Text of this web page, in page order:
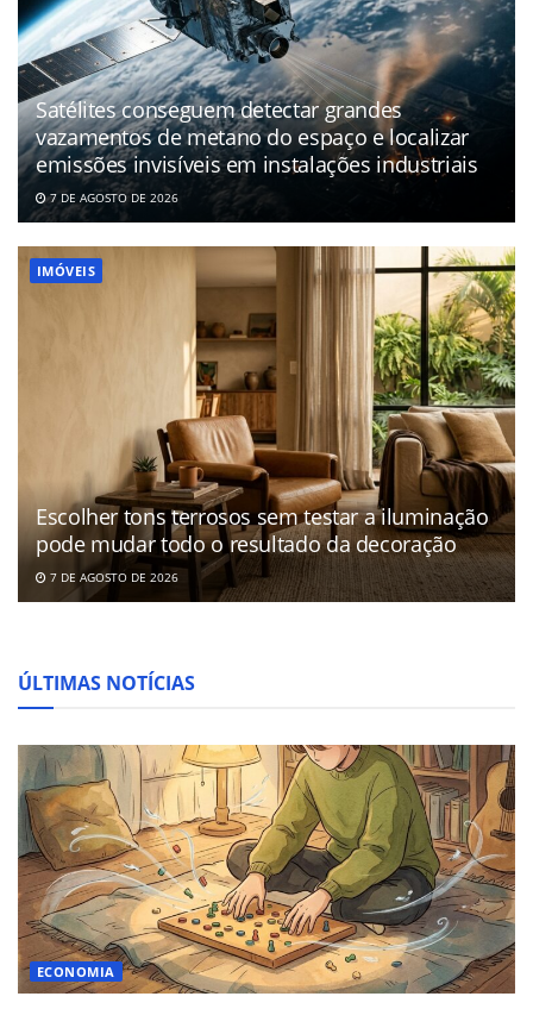
Satélites conseguem detectar grandes
vazamentos de metano do espaço e localizar
emissões invisíveis em instalações industriais
7 DE AGOSTO DE 2026
IMÓVEIS
Escolher tons terrosos sem testar a iluminação
pode mudar todo o resultado da decoração
7 DE AGOSTO DE 2026
ÚLTIMAS NOTÍCIAS
ECONOMIA